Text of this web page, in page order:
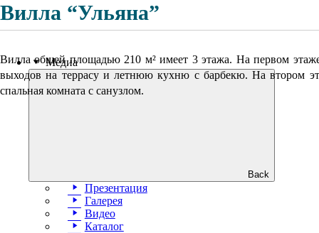
Медиа
Back
Презентация
Галерея
Видео
Каталог
Вилла “Ульяна”
Вилла общей площадью 210 м² имеет 3 этажа. На первом этаже
выходов на террасу и летнюю кухню с барбекю. На втором
спальная комната с санузлом.